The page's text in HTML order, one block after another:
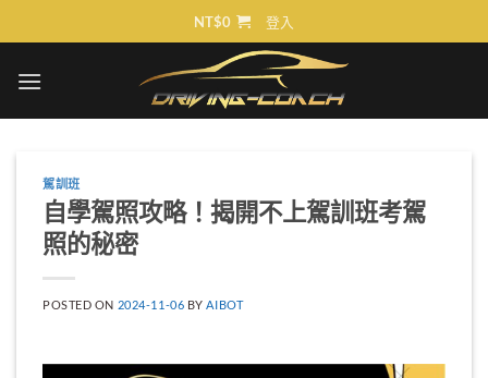
to
NT$0 登入
駕訓班
自學駕照攻略！揭開不上駕訓班考駕
照的秘密
POSTED ON 2024-11-06 BY AIBOT